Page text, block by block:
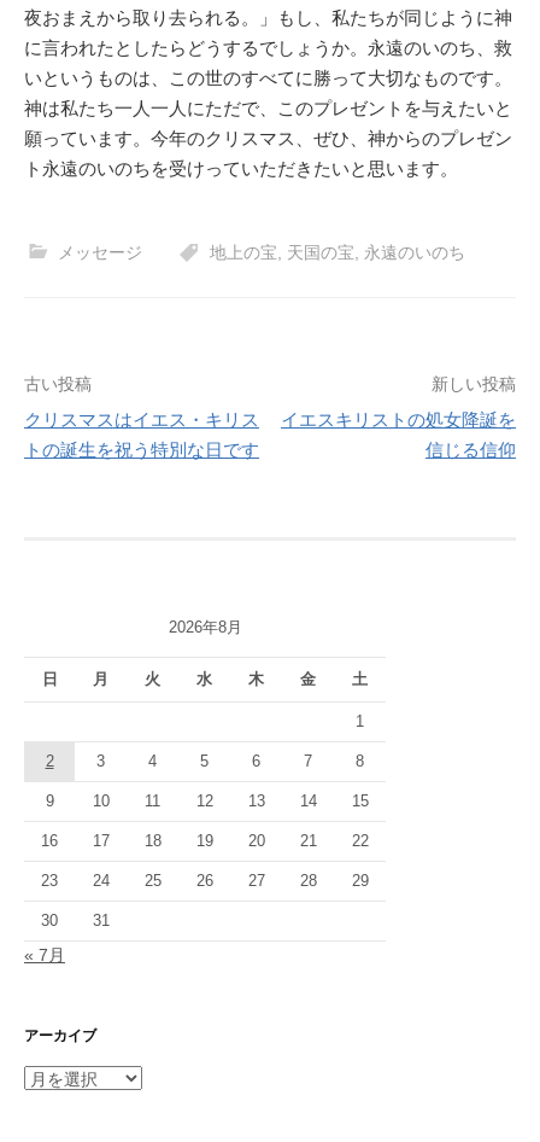
夜おまえから取り去られる。」もし、私たちが同じように神
に言われたとしたらどうするでしょうか。永遠のいのち、救
いというものは、この世のすべてに勝って大切なものです。
神は私たち一人一人にただで、このプレゼントを与えたいと
願っています。今年のクリスマス、ぜひ、神からのプレゼン
ト永遠のいのちを受けっていただきたいと思います。
メッセージ 地上の宝 天国の宝 永遠のいのち
投
稿
シ
ョ
ン
古い投稿
クリスマスはイエス・キリス
トの誕生を祝う特別な日です
新しい投稿
イエスキリストの処女降誕を
信じる信仰
2026年8月
日 月 火 水 木 金 土
1
2 3 4 5 6 7 8
9 10 11 12 13 14 15
16 17 18 19 20 21 22
23 24 25 26 27 28 29
30 31
« 7月
アーカイブ
ア